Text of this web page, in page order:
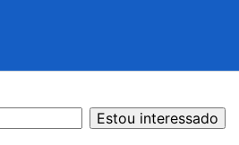
Estou interessado